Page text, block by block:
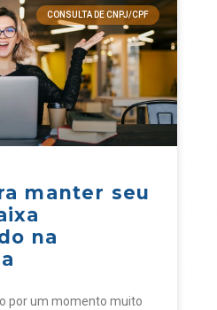
CONSULTA DE CNPJ/CPF
manter seu
na
por um momento muito